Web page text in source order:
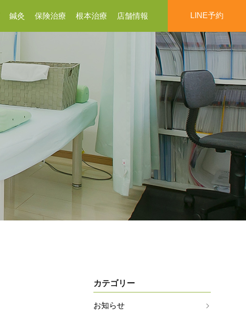
鍼灸 保険治療 根本治療 店舗情報 LINE予約
カテゴリー
お知らせ